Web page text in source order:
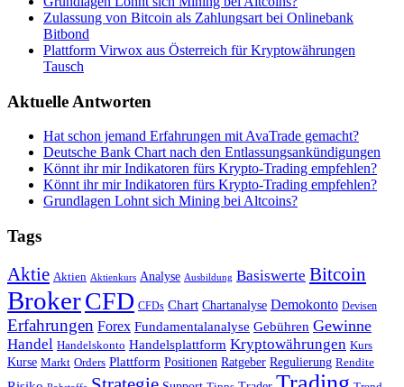
Zulassung von Bitcoin als Zahlungsart bei Onlinebank
Bitbond
Plattform Virwox aus Österreich für Kryptowährungen
Tausch
Aktuelle Antworten
Hat schon jemand Erfahrungen mit AvaTrade gemacht?
Deutsche Bank Chart nach den Entlassungsankündigungen
Könnt ihr mir Indikatoren fürs Krypto-Trading empfehlen?
Könnt ihr mir Indikatoren fürs Krypto-Trading empfehlen?
Grundlagen Lohnt sich Mining bei Altcoins?
Tags
Aktie Aktien Aktienkurs Analyse Ausbildung Basiswerte Bitcoin
BrokerCFD CFDs Chart Chartanalyse Demokonto Devisen
Erfahrungen Forex Fundamentalanalyse Gebühren Gewinne
Handel Handelskonto Handelsplattform Kryptowährungen Kurs
Kurse Markt Orders Plattform Positionen Ratgeber Regulierung Rendite